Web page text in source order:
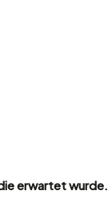
erwartet wurde.